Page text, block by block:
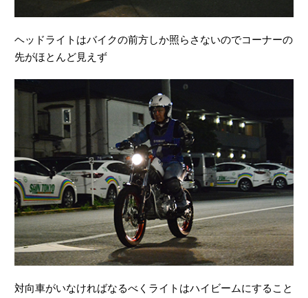
ヘッドライトはバイクの前方しか照らさないのでコーナーの
先がほとんど見えず
対向車がいなければなるべくライトはハイビームにすること